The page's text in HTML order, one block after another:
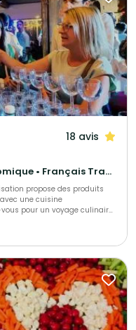
d'Honneur lors de la
de Paris. Membre des
est intronisée le 24 juin
l'ANC - Académie Nationale
2023, Cheffe Lyly est
clé dans sa carrière.
18 avis
Barbecue et grillades • Gastronomique • Français Traditionnel
propose des produits
une cuisine
pour un voyage culinaire